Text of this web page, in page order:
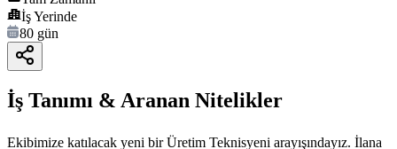
İş Yerinde
80 gün
İş Tanımı & Aranan Nitelikler
Ekibimize katılacak yeni bir Üretim Teknisyeni arayışındayız. İlana